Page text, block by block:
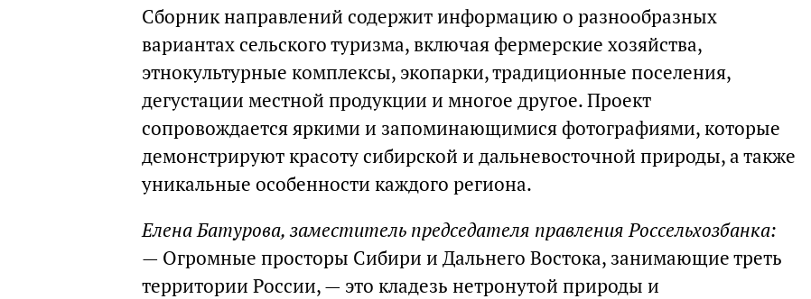
Сборник направлений содержит информацию о разнообразных
вариантах сельского туризма, включая фермерские хозяйства,
этнокультурные комплексы, экопарки, традиционные поселения,
дегустации местной продукции и многое другое. Проект
сопровождается яркими и запоминающимися фотографиями, которые
демонстрируют красоту сибирской и дальневосточной природы, а также
уникальные особенности каждого региона.
Елена Батурова, заместитель председателя правления Россельхозбанка:
— Огромные просторы Сибири и Дальнего Востока, занимающие треть
территории России, — это кладезь нетронутой природы и